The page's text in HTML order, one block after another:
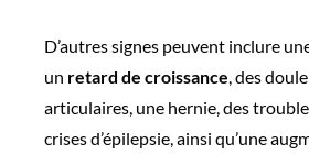
D’autres signes peuvent inclure
un retard de croissance, des
articulaires, une hernie, des
crises d’épilepsie, ainsi qu’une